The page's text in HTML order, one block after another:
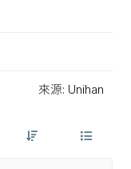
來源: Unihan